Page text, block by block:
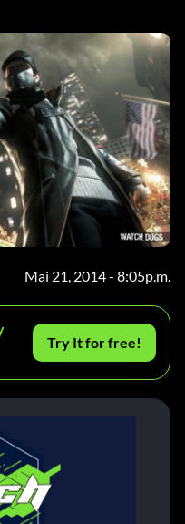
Mai 21, 2014 - 8:05p.m.
Try It for free!